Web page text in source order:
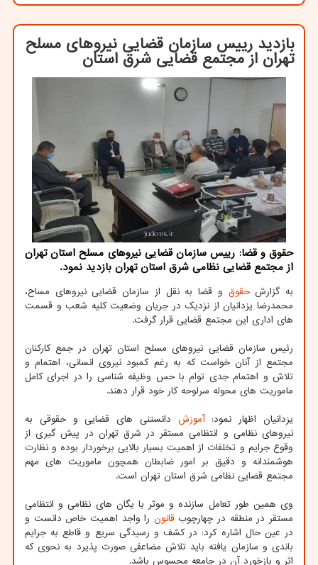
بازدید رییس سازمان قضایی نیروهای مسلح
تهران از مجتمع قضایی شرق استان
حقوق و قضا: رییس سازمان قضایی نیروهای مسلح استان تهران
از مجتمع قضایی نظامی شرق استان تهران بازدید نمود.
به گزارشحقوق و قضا به نقل از سازمان قضایی نیروهای مساح،
محمدرضا یزدانیان از نزدیک در جریان وضعیت کلیه شعب و قسمت
های اداری این مجتمع قضایی قرار گرفت.
رئیس سازمان قضایی نیروهای مسلح استان تهران در جمع کارکنان
مجتمع از آنان خواست که به رغم کمبود نیروی انسانی، اهتمام و
تلاش و اهتمام جدی توام با حس وظیفه شناسی را در اجرای کامل
ماموریت های محوله سرلوحه کار خود قرار دهند.
یزدانیان اظهار نمود:آموزش دانستنی های قضایی و حقوقی به
نیروهای نظامی و انتظامی مستقر در شرق تهران در پیش گیری از
وقوع جرایم و تخلفات از اهمیت بسیار بالایی برخوردار بوده و نظارت
هوشمندانه و دقیق بر امور ضابطان همچون ماموریت های مهم
مجتمع قضایی نظامی شرق استان تهران است.
وی همین طور تعامل سازنده و موثر با یگان های نظامی و انتظامی
مستقر در منطقه در چهارچوبقانون را واجد اهمیت خاص دانست و
در عین حال اشاره کرد: در کشف و رسیدگی سریع و قاطع به جرایم
باندی و سازمان یافته باید تلاش مضاعفی صورت پذیرد به نحوی که
اثر و بازخورد آن در جامعه محسوس باشد.